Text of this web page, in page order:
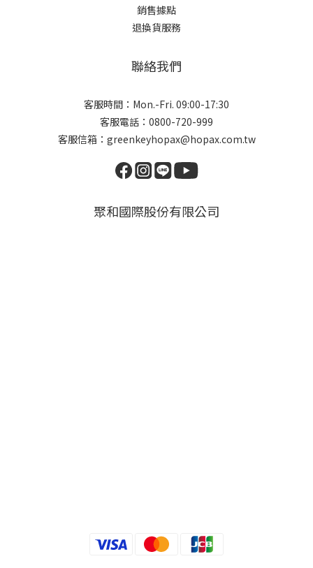
銷售據點
退換貨服務
聯絡我們
客服時間：Mon.-Fri. 09:00-17:30
客服電話：0800-720-999
客服信箱：greenkeyhopax@hopax.com.tw
聚和國際股份有限公司